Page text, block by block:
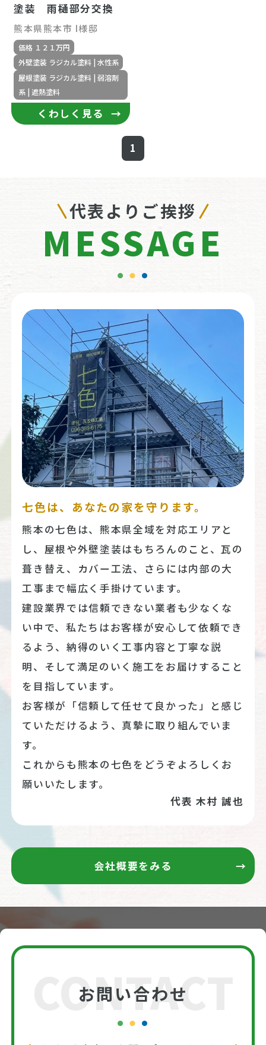
塗装 雨樋部分交換
熊本県熊本市 I様邸
価格 １２１万円
外壁塗装 ラジカル塗料 | 水性系
屋根塗装 ラジカル塗料 | 弱溶剤
系 | 遮熱塗料
くわしく見る
1
代表よりご挨拶
MESSAGE
七色は、あなたの家を守ります。
熊本の七色は、熊本県全域を対応エリアと
し、屋根や外壁塗装はもちろんのこと、瓦の
葺き替え、カバー工法、さらには内部の大
工事まで幅広く手掛けています。
建設業界では信頼できない業者も少なくな
い中で、私たちはお客様が安心して依頼でき
るよう、納得のいく工事内容と丁寧な説
明、そして満足のいく施工をお届けすること
を目指しています。
お客様が「信頼して任せて良かった」と感じ
ていただけるよう、真摯に取り組んでいま
す。
これからも熊本の七色をどうぞよろしくお
願いいたします。
代表 木村 誠也
会社概要をみる
CONTACT
お問い合わせ